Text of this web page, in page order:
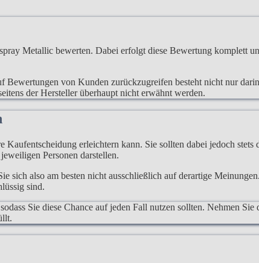
Metallic bewerten. Dabei erfolgt diese Bewertung komplett
von Kunden zurückzugreifen besteht nicht nur
der Hersteller überhaupt nicht erwähnt werden.
erleichtern kann. Sie sollten dabei jedoch stets
Personen darstellen.
also am besten nicht ausschließlich auf derartige
sind.
Sie diese Chance auf jeden Fall nutzen sollten. Nehmen Sie